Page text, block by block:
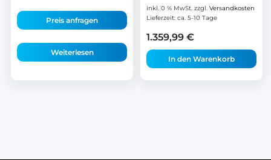
Preis anfragen
Weiterlesen
inkl. 0 % MwSt. zzgl. Versandkosten
Lieferzeit: ca. 5-10 Tage
1.359,99 €
In den Warenkorb